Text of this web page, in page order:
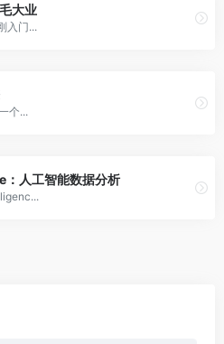
大业
入门...
个...
人工智能数据分析